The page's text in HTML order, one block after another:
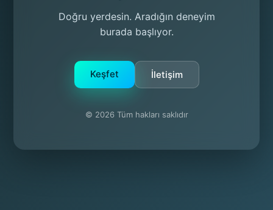
Doğru yerdesin. Aradığın deneyim
burada başlıyor.
Keşfet İletişim
© 2026 Tüm hakları saklıdır